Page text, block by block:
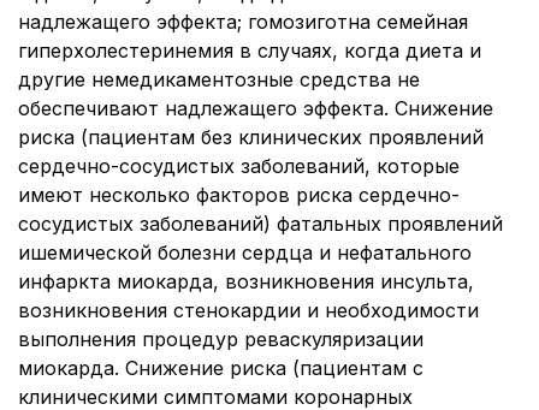
надлежащего эффекта; гомозиготна семейная
гиперхолестеринемия в случаях, когда диета и
другие немедикаментозные средства не
обеспечивают надлежащего эффекта. Снижение
риска (пациентам без клинических проявлений
сердечно-сосудистых заболеваний, которые
имеют несколько факторов риска сердечно-
сосудистых заболеваний) фатальных проявлений
ишемической болезни сердца и нефатального
инфаркта миокарда, возникновения инсульта,
возникновения стенокардии и необходимости
выполнения процедур реваскуляризации
миокарда. Снижение риска (пациентам с
клиническими симптомами коронарных